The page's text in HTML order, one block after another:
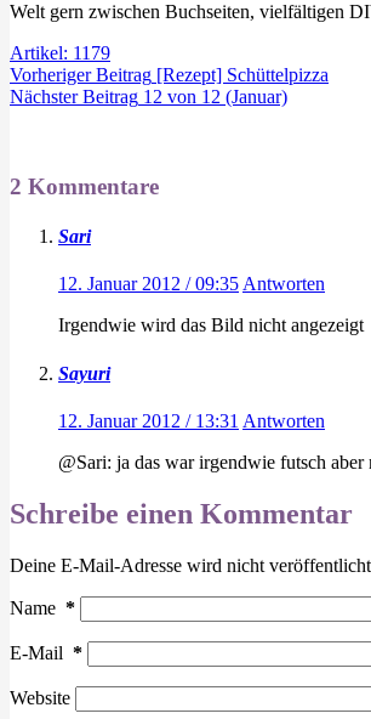
Welt gern zwischen Buchseiten, vielfältigen
Artikel: 1179
VorherigerBeitrag [Rezept] Schüttelpizza
NächsterBeitrag 12 von 12 (Januar)
2 Kommentare
Sari
12. Januar 2012 / 09:35Antworten
Irgendwie wird das Bild nicht angezeigt
Sayuri
12. Januar 2012 / 13:31 Antworten
@Sari: ja das war irgendwie futsch aber
Schreibe einen Kommentar
Deine E-Mail-Adresse wird nicht
Name *
E-Mail *
Website